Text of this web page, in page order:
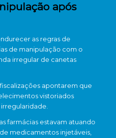
após
as regras de
de manipulação com o
irregular de canetas
apontarem que
vistoriados
farmácias estavam atuando
medicamentos injetáveis,